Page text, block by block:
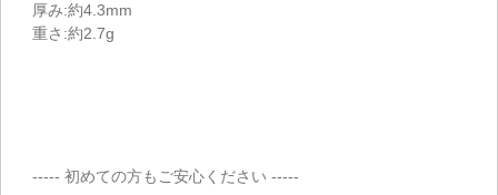
厚み:約4.3mm
重さ:約2.7g
----- 初めての方もご安心ください -----